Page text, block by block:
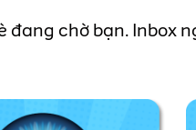
đang chờ bạn.